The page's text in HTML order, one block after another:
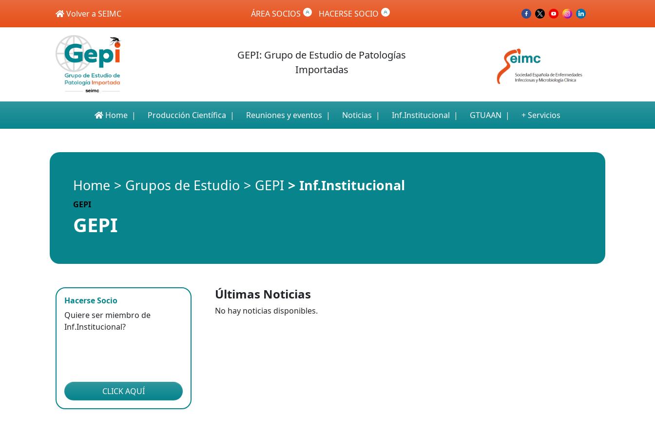
Volver a SEIMC ÁREA SOCIOS HACERSE SOCIO
GEPI: Grupo de Estudio de Patologías
Importadas
Home Producción Científica Reuniones y eventos Noticias Inf.Institucional GTUAAN + Servicios
Home Grupos de Estudio GEPI Inf.Institucional
GEPI
GEPI
Hacerse Socio
Quiere ser miembro de
Inf.Institucional?
CLICK AQUÍ
Últimas Noticias
No hay noticias disponibles.